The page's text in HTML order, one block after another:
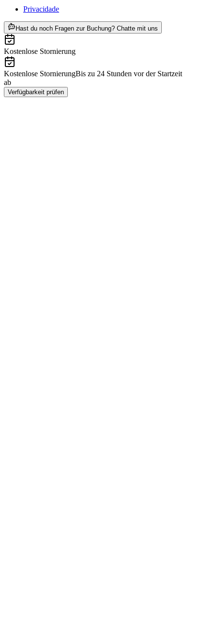
Privacidade
Hast du noch Fragen zur Buchung? Chatte mit uns
Kostenlose Stornierung
Kostenlose StornierungBis zu 24 Stunden vor der Startzeit
ab
Verfügbarkeit prüfen